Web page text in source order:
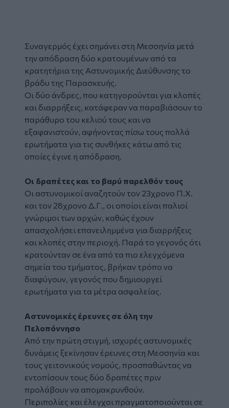
Συναγερμός έχει σημάνει στη Μεσσηνία μετά
την απόδραση δύο κρατουμένων από τα
κρατητήρια της Αστυνομικής Διεύθυνσης το
βράδυ της Παρασκευής.
Οι δύο άνδρες, που κατηγορούνται για κλοπές
και διαρρήξεις, κατάφεραν να παραβιάσουν το
παράθυρο του κελιού τους και να
εξαφανιστούν, αφήνοντας πίσω τους πολλά
ερωτήματα για τις συνθήκες κάτω από τις
οποίες έγινε η απόδραση.
Οι δραπέτες και το βαρύ παρελθόν τους
Οι αστυνομικοί αναζητούν τον 23χρονο Π.Χ.
και τον 28χρονο Δ.Γ., οι οποίοι είναι παλιοί
γνώριμοι των αρχών, καθώς έχουν
απασχολήσει επανειλημμένα για διαρρήξεις
και κλοπές στην περιοχή. Παρά το γεγονός ότι
κρατούνταν σε ένα από τα πιο ελεγχόμενα
σημεία του τμήματος, βρήκαν τρόπο να
διαφύγουν, γεγονός που δημιουργεί
ερωτήματα για τα μέτρα ασφαλείας.
Αστυνομικές έρευνες σε όλη την
Πελοπόννησο
Από την πρώτη στιγμή, ισχυρές αστυνομικές
δυνάμεις ξεκίνησαν έρευνες στη Μεσσηνία και
τους γειτονικούς νομούς, προσπαθώντας να
εντοπίσουν τους δύο δραπέτες πριν
προλάβουν να απομακρυνθούν.
Περιπολίες και έλεγχοι πραγματοποιούνται σε